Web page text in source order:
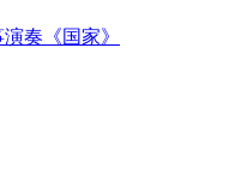
奏《国家》